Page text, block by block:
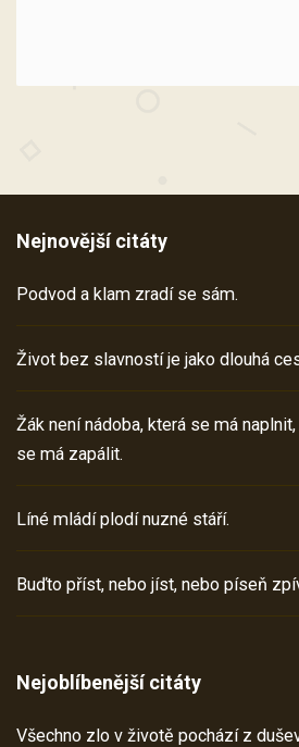
Nejnovější citáty
Podvod a klam zradí se sám.
Život bez slavností je jako dlouhá
Žák není nádoba, která se má
se má zapálit.
Líné mládí plodí nuzné stáří.
Buďto příst, nebo jíst, nebo píseň
Nejoblíbenější citáty
Všechno zlo v životě pochází z